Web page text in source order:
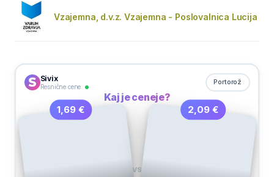
Vzajemna, d.v.z. Vzajemna - Poslovalnica Lucija
Sivix
Resnične cene
Portorož
Kaj je ceneje?
1,69 €
VS
2,09 €